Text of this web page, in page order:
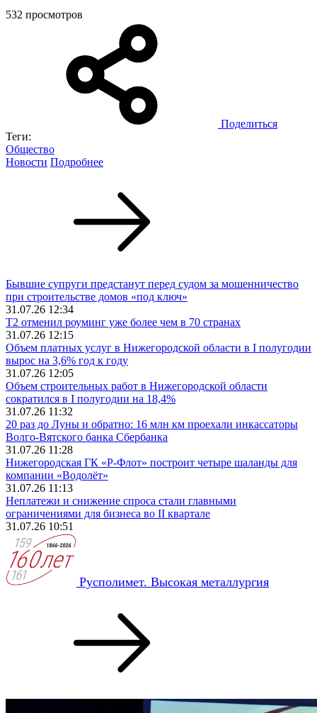
532 просмотров
Поделиться
Теги:
Общество
Новости Подробнее
Бывшие супруги предстанут перед судом за мошенничество
при строительстве домов «под ключ»
31.07.26 12:34
Т2 отменил роуминг уже более чем в 70 странах
31.07.26 12:15
Объем платных услуг в Нижегородской области в I полугодии
вырос на 3,6% год к году
31.07.26 12:05
Объем строительных работ в Нижегородской области
сократился в I полугодии на 18,4%
31.07.26 11:32
20 раз до Луны и обратно: 16 млн км проехали инкассаторы
Волго-Вятского банка Сбербанка
31.07.26 11:28
Нижегородская ГК «Р-Флот» построит четыре шаланды для
компании «Водолёт»
31.07.26 11:13
Неплатежи и снижение спроса стали главными
ограничениями для бизнеса во II квартале
31.07.26 10:51
Русполимет. Высокая металлургия